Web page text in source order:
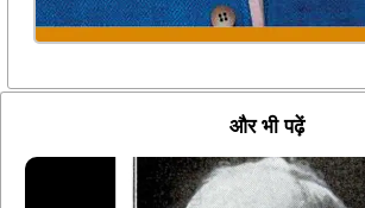
और भी पढ़ें